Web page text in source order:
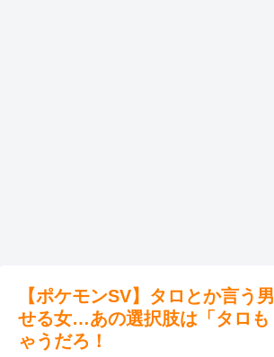
【ポケモンSV】タロとか言う
せる女…あの選択肢は「タロも
ゃうだろ！